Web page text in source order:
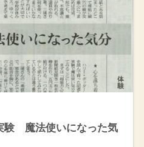
験 魔法使いになった気